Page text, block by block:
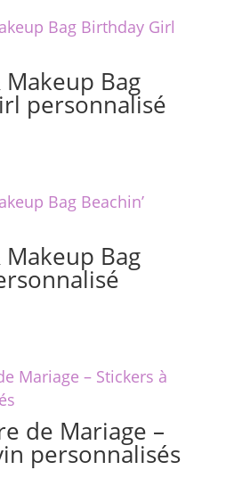
Bag
personnalisé
Bag
de Mariage –
personnalisés